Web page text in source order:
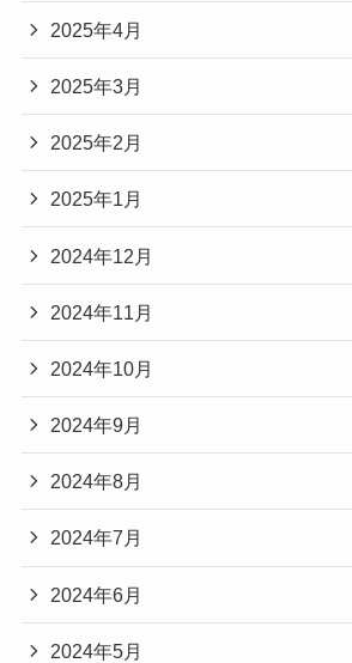
2025年4月
2025年3月
2025年2月
2025年1月
2024年12月
2024年11月
2024年10月
2024年9月
2024年8月
2024年7月
2024年6月
2024年5月